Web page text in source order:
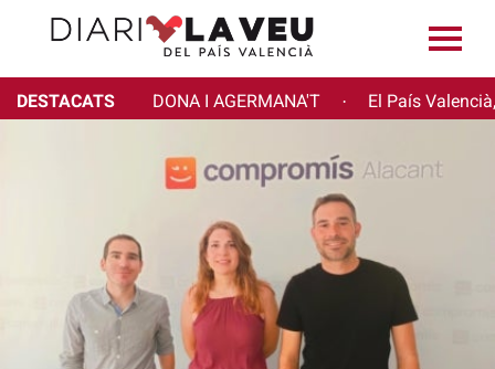
DESTACATS DONA I AGERMANA'T · El País